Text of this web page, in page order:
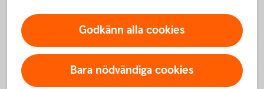
Godkänn alla cookies
Bara nödvändiga cookies